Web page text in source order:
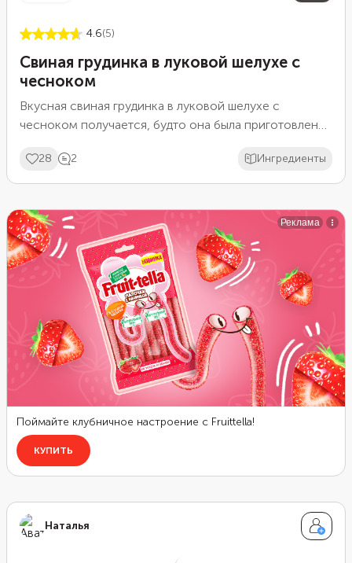
4.6(5)
Свиная грудинка в луковой шелухе с
чесноком
Вкусная свиная грудинка в луковой шелухе с
чесноком получается, будто она была приготовлена
28 2 Ингредиенты
Наталья